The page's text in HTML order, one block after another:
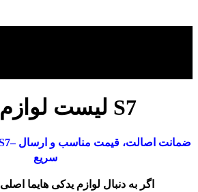
لیست لوازم یدکی هایما S7
سریع
اگر به دنبال لوازم یدکی هایما اصلی